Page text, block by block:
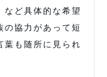
など具体的な希望
の協力があって短
葉も随所に見られ